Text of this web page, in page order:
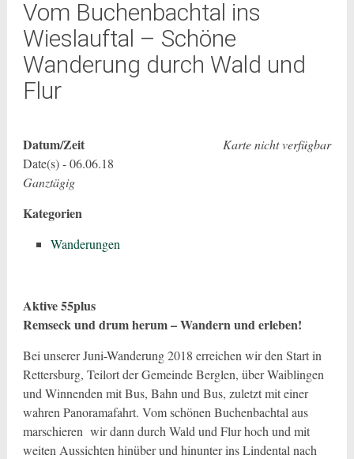
Vom Buchenbachtal ins
Wieslauftal – Schöne
Wanderung durch Wald und
Flur
Karte nicht verfügbar
Datum/Zeit
Date(s) - 06.06.18
Ganztägig
Kategorien
Wanderungen
Aktive 55plus
Remseck und drum herum – Wandern und erleben!
Bei unserer Juni-Wanderung 2018 erreichen wir den Start in
Rettersburg, Teilort der Gemeinde Berglen, über Waiblingen
und Winnenden mit Bus, Bahn und Bus, zuletzt mit einer
wahren Panoramafahrt. Vom schönen Buchenbachtal aus
marschieren wir dann durch Wald und Flur hoch und mit
weiten Aussichten hinüber und hinunter ins Lindental nach